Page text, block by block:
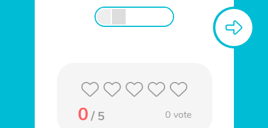
0/ 5 0 vote